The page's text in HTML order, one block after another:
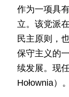
作为一项具
立。该党派
民主原则，
保守主义的
续发展。现
Hołownia）。